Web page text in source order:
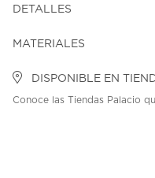
DETALLES
MATERIALES
DISPONIBLE EN
Conoce las Tiendas Palacio